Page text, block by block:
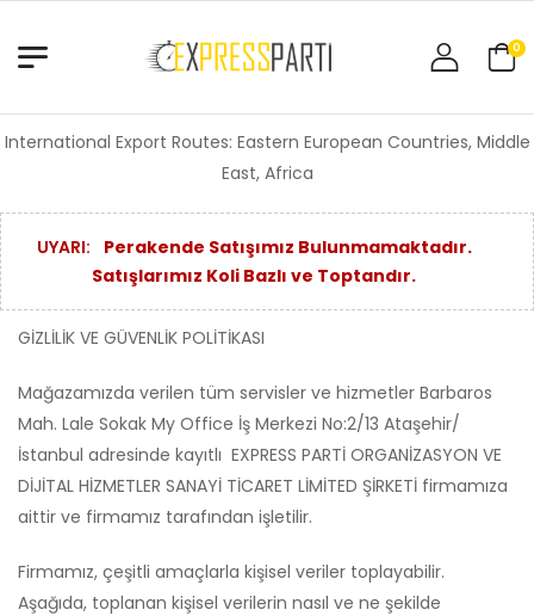
0
International Export Routes: Eastern European Countries, Middle
East, Africa
UYARI:
Perakende Satışımız Bulunmamaktadır.
Satışlarımız Koli Bazlı ve Toptandır.
GİZLİLİK VE GÜVENLİK POLİTİKASI
Mağazamızda verilen tüm servisler ve hizmetler Barbaros
Mah. Lale Sokak My Office İş Merkezi No:2/13 Ataşehir/
İstanbul adresinde kayıtlı EXPRESS PARTİ ORGANİZASYON VE
DİJİTAL HİZMETLER SANAYİ TİCARET LİMİTED ŞİRKETİ firmamıza
aittir ve firmamız tarafından işletilir.
Firmamız, çeşitli amaçlarla kişisel veriler toplayabilir.
Aşağıda, toplanan kişisel verilerin nasıl ve ne şekilde